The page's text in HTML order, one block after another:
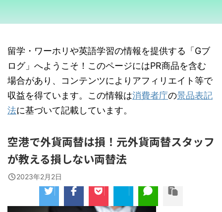
留学・ワーホリや英語学習の情報を提供する「Gブ
ログ」へようこそ！このページにはPR商品を含む
場合があり、コンテンツによりアフィリエイト等で
収益を得ています。この情報は消費者庁の景品表記
法に基づいて記載しています。
空港で外貨両替は損！元外貨両替スタッフ
が教える損しない両替法
2023年2月2日